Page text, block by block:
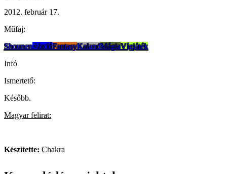
2012. február 17.
Műfaj:
ShounenAkcióFantasyKalandMágiaVígjáték
Infó
Ismertető:
Később.
Magyar felirat:
Készítette: Chakra